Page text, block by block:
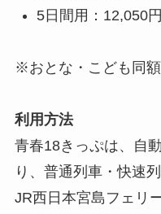
5日間用：12,050円
※おとな・こども同額
利用方法
青春18きっぷは、自
り、普通列車・快速
JR西日本宮島フェリ